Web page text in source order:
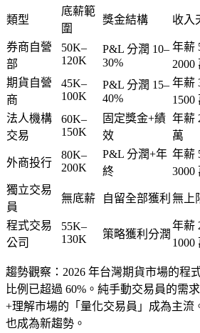
類型
底薪範
圍
獎金結構 收入
券商自營
部
50K–
120K
P&L 分潤 10–
30%
年薪
2000
期貨自營
商
45K–
100K
P&L 分潤 15–
40%
年薪
1500
法人機構
交易
60K–
150K
固定獎金+績
效
年薪
萬
外商投行
80K–
200K
P&L 分潤+年
終
年薪
3000
獨立交易
員
無底薪 自留全部獲利 無上
程式交易
公司
55K–
130K
策略獲利分潤
年薪
1000
趨勢觀察 ：2026 年台灣期貨市場的程
比例已超過 60%。純手動交易員的需
+理解市場的「量化交易員」成為主流
也成為新趨勢。